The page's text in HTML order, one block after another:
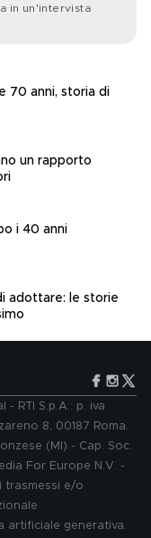
in un'intervista
70 anni, storia di
un rapporto
i 40 anni
adottare: le storie
RTI S.p.A.: p. iva
8, 00187 Roma.
(MI) - Cap. Soc.
For Europe N.V. -
trasmessi e/o
artificiale generativa.